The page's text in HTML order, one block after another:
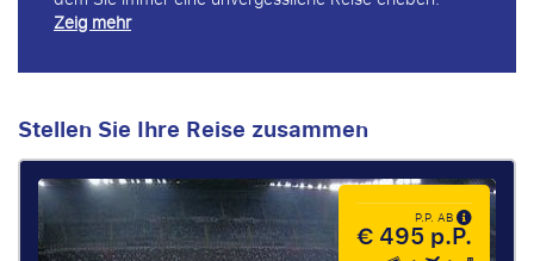
Zeig mehr
Stellen Sie Ihre Reise zusammen
P.P. AB
€ 495 p.P.